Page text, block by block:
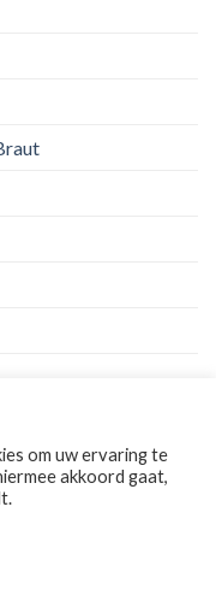
om uw ervaring te
akkoord gaat,